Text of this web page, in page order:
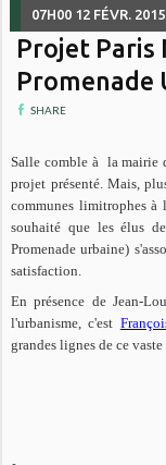
07H00 12 FÉVR. 2015
Projet Paris
Promenade
SHARE
Salle comble à la mairie
projet présenté. Mais,
communes limitrophes à
souhaité que les élus
Promenade urbaine)
satisfaction.
En présence de Jean-
l'urbanisme, c'est
grandes lignes de ce